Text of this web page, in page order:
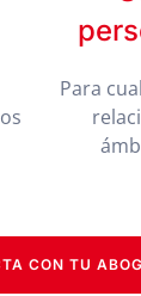
Para
CON TU